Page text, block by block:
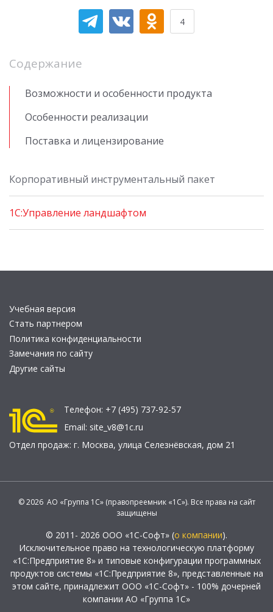
4
Содержание
Возможности и особенности продукта
Особенности реализации
Поставка и лицензирование
Корпоративный инструментальный пакет
1С:Управление ландшафтом
Учебная версия
Стать партнером
Политика конфиденциальности
Замечания по сайту
Другие сайты
Телефон: +7 (495) 737-92-57
Email: site_v8@1c.ru
Отдел продаж: г. Москва, улица Селезнёвская, дом 21
© 2026 АО «Группа 1С» (правопреемник «1С»). Все права на сайт
защищены
© 2011- 2026 ООО «1С-Софт» (о компании).
Исключительное право на технологическую платформу
«1С:Предприятие 8» и типовые конфигурации программных
продуктов системы «1С:Предприятие 8», представленные на
этом сайте, принадлежит ООО «1С-Софт» - 100% дочерней
компании АО «Группа 1С»